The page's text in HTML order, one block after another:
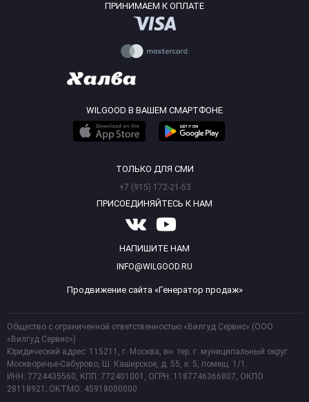
ПРИНИМАЕМ К ОПЛАТЕ
WILGOOD В ВАШЕМ СМАРТФОНЕ
ТОЛЬКО ДЛЯ СМИ
+7 (915) 172-21-53
ПРИСОЕДИНЯЙТЕСЬ К НАМ
НАПИШИТЕ НАМ
INFO@WILGOOD.RU
Продвижение сайта «Генератор продаж»
Общество с ограниченной ответственностью «Вилгуд Сервис» (ООО
«Вилгуд Сервис»)
Юридический адрес: 115211, г. Москва, вн. тер. г. муниципальный округ
Москворечье-Сабурово, Ш. Каширское, д. 55, к. 5, помещ. 1/1.
ИНН: 7724435560, КПП: 772401001, ОГРН: 1187746366807, ОКПО:
28118921; ОКТМО: 45918000000